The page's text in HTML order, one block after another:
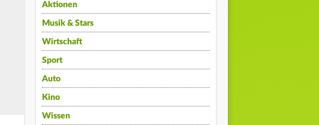
Aktionen
Musik & Stars
Wirtschaft
Sport
Auto
Kino
Wissen